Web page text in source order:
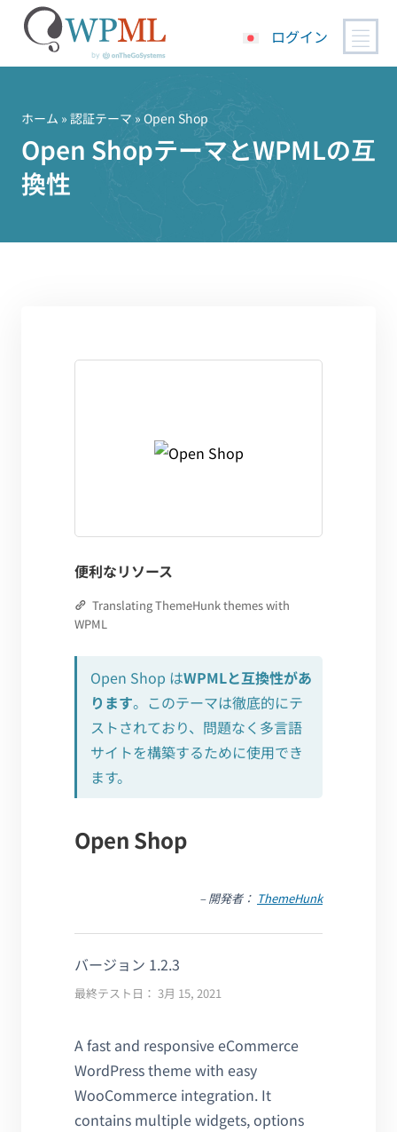
ッ
ログイン
ホーム » 認証テーマ » Open Shop
Open ShopテーマとWPMLの互
換性
便利なリソース
Translating ThemeHunk themes with
WPML
Open Shop はWPMLと互換性があ
ります。このテーマは徹底的にテ
ストされており、問題なく多言語
サイトを構築するために使用でき
ます。
Open Shop
– 開発者： ThemeHunk
バージョン 1.2.3
最終テスト日： 3月 15, 2021
A fast and responsive eCommerce
WordPress theme with easy
WooCommerce integration. It
contains multiple widgets, options